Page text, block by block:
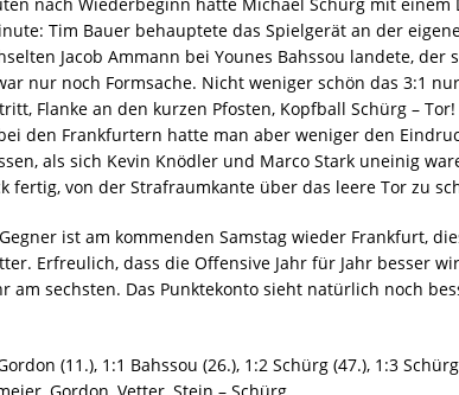
Tim Bauer behauptete das Spielgerät an der
Jacob Ammann bei Younes Bahssou landete,
nur noch Formsache. Nicht weniger schön das 3:1
Flanke an den kurzen Pfosten, Kopfball Schürg –
den Frankfurtern hatte man aber weniger den
als sich Kevin Knödler und Marco Stark uneinig
fertig, von der Strafraumkante über das leere Tor zu
ist am kommenden Samstag wieder Frankfurt,
Erfreulich, dass die Offensive Jahr für Jahr besser
am sechsten. Das Punktekonto sieht natürlich noch
(11.), 1:1 Bahssou (26.), 1:2 Schürg (47.), 1:3